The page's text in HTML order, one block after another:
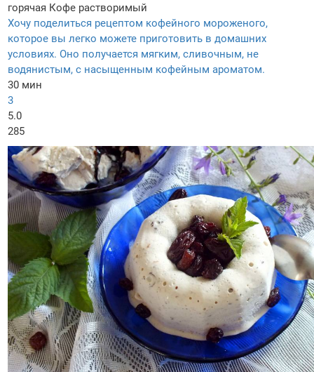
горячая Кофе растворимый
Хочу поделиться рецептом кофейного мороженого,
которое вы легко можете приготовить в домашних
условиях. Оно получается мягким, сливочным, не
водянистым, с насыщенным кофейным ароматом.
30 мин
3
5.0
285